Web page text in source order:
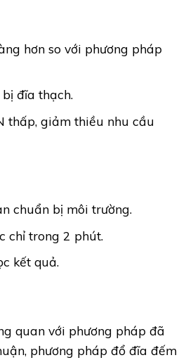
hơn so với phương pháp
đĩa thạch.
thấp, giảm thiều nhu cầu
chuẩn bị môi trường.
chỉ trong 2 phút.
kết quả.
quan với phương pháp đã
phương pháp đổ đĩa đếm